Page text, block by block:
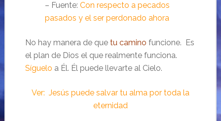
– Fuente: Con respecto a pecados
pasados y el ser perdonado ahora
No hay manera de que tu camino funcione. Es
el plan de Dios el que realmente funciona.
Síguelo a Él. Él puede llevarte al Cielo.
Ver: Jesús puede salvar tu alma por toda la
eternidad